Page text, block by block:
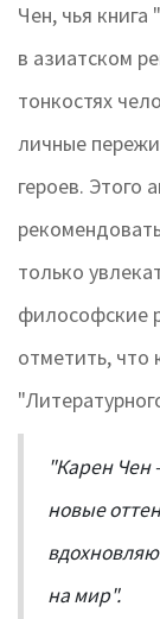
Чен, чья
в азиатском
тонкостях
личные
героев. Этого
только
философские
отметить, что
"Карен Чен
новые
на мир".